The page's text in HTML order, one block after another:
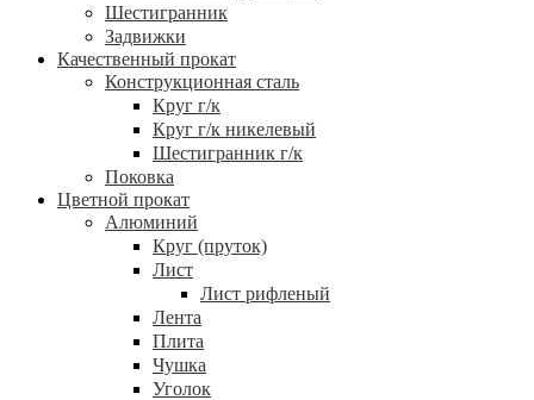
Шестигранник
Задвижки
Качественный прокат
Конструкционная сталь
Круг г/к
Круг г/к никелевый
Шестигранник г/к
Поковка
Цветной прокат
Алюминий
Круг (пруток)
Лист
Лист рифленый
Лента
Плита
Чушка
Уголок